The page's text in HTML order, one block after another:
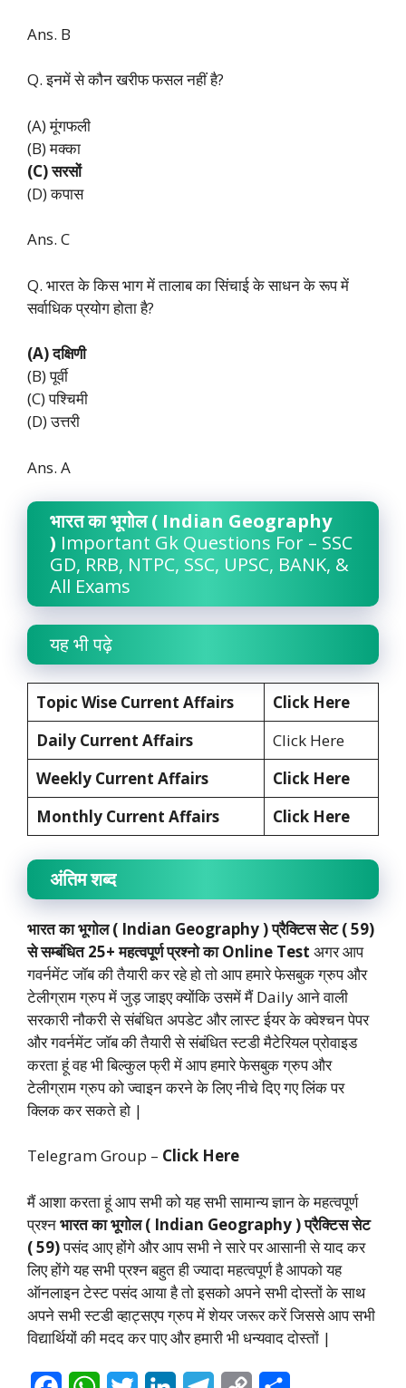
Ans. B
Q. इनमें से कौन खरीफ फसल नहीं है?
(A) मूंगफली
(B) मक्का
(C) सरसों
(D) कपास
Ans. C
Q. भारत के किस भाग में तालाब का सिंचाई के साधन के रूप में
सर्वाधिक प्रयोग होता है?
(A) दक्षिणी
(B) पूर्वी
(C) पश्चिमी
(D) उत्तरी
Ans. A
भारत का भूगोल ( Indian Geography
) Important Gk Questions For – SSC
GD, RRB, NTPC, SSC, UPSC, BANK, &
All Exams
यह भी पढ़े
Topic Wise Current Affairs
Click Here
Daily Current Affairs
Click Here
Weekly Current Affairs
Click Here
Monthly Current Affairs
Click Here
अंतिम शब्द
भारत का भूगोल ( Indian Geography ) प्रैक्टिस सेट ( 59)
से सम्बंधित 25+ महत्वपूर्ण प्रश्नो का Online Test अगर आप
गवर्नमेंट जॉब की तैयारी कर रहे हो तो आप हमारे फेसबुक ग्रुप और
टेलीग्राम ग्रुप में जुड़ जाइए क्योंकि उसमें मैं Daily आने वाली
सरकारी नौकरी से संबंधित अपडेट और लास्ट ईयर के क्वेश्चन पेपर
और गवर्नमेंट जॉब की तैयारी से संबंधित स्टडी मैटेरियल प्रोवाइड
करता हूं वह भी बिल्कुल फ्री में आप हमारे फेसबुक ग्रुप और
टेलीग्राम ग्रुप को ज्वाइन करने के लिए नीचे दिए गए लिंक पर
क्लिक कर सकते हो |
Telegram Group – Click Here
मैं आशा करता हूं आप सभी को यह सभी सामान्य ज्ञान के महत्वपूर्ण
प्रश्नभारत का भूगोल ( Indian Geography ) प्रैक्टिस सेट
( 59)पसंद आए होंगे और आप सभी ने सारे पर आसानी से याद कर
लिए होंगे यह सभी प्रश्न बहुत ही ज्यादा महत्वपूर्ण है आपको यह
ऑनलाइन टेस्ट पसंद आया है तो इसको अपने सभी दोस्तों के साथ
अपने सभी स्टडी व्हाट्सएप ग्रुप में शेयर जरूर करें जिससे आप सभी
विद्यार्थियों की मदद कर पाए और हमारी भी धन्यवाद दोस्तों |